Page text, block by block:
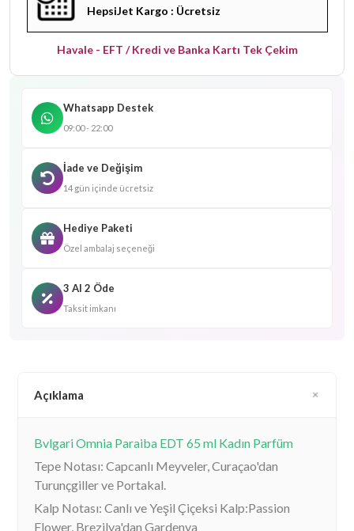
HepsiJet Kargo : Ücretsiz
Havale - EFT / Kredi ve Banka Kartı Tek Çekim
Whatsapp Destek
09:00 - 22:00
İade ve Değişim
14 gün içinde ücretsiz
Hediye Paketi
Özel ambalaj seçeneği
3 Al 2 Öde
Taksit imkanı
Açıklama
Bvlgari Omnia Paraiba EDT 65 ml Kadın Parfüm
Tepe Notası: Capcanlı Meyveler, Curaçao'dan
Turunçgiller ve Portakal.
Kalp Notası: Canlı ve Yeşil Çiçeksi Kalp:Passion
Flower, Brezilya'dan Gardenya